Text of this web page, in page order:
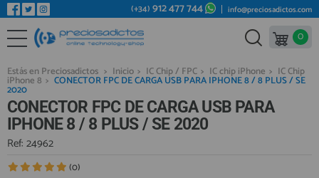
REPUESTOS MÓVILES
REPUESTOS TABLET
REPUESTOS RELOJES INTELIGENTES
REPUESTOS VIDEOCONSOLAS
REPUESTOS MACBOOK
REPUESTOS OTROS DISPOSITIVOS
Bienvenid@ otra vez
YA SOY CLIENTE
Recordarme
(+34) 912 477 744 info@preciosadictos.com
0
Estás en Preciosadictos > Inicio > IC Chip / FPC > IC chip iPhone > IC Chip
iPhone 8 > CONECTOR FPC DE CARGA USB PARA IPHONE 8 / 8 PLUS / SE
2020
CONECTOR FPC DE CARGA USB PARA
IPHONE 8 / 8 PLUS / SE 2020
Ref: 24962
(0)